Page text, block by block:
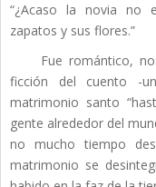
“¿Acaso la novia no
zapatos y sus flores.”
Fue romántico, nos
ficción del cuento -
matrimonio santo
gente alrededor del
no mucho tiempo
matrimonio se